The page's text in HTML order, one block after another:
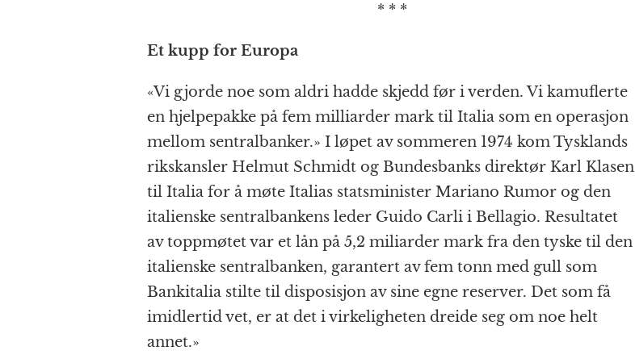
* * *
Et kupp for Europa
«Vi gjorde noe som aldri hadde skjedd før i verden. Vi kamuflerte
en hjelpepakke på fem milliarder mark til Italia som en operasjon
mellom sentralbanker.» I løpet av sommeren 1974 kom Tysklands
rikskansler Helmut Schmidt og Bundesbanks direktør Karl Klasen
til Italia for å møte Italias statsminister Mariano Rumor og den
italienske sentralbankens leder Guido Carli i Bellagio. Resultatet
av toppmøtet var et lån på 5,2 miliarder mark fra den tyske til den
italienske sentralbanken, garantert av fem tonn med gull som
Bankitalia stilte til disposisjon av sine egne reserver. Det som få
imidlertid vet, er at det i virkeligheten dreide seg om noe helt
annet.»